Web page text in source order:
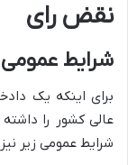
نقض رای
شرایط
برای اینکه یک
عالی کشور را
شرایط عمومی زیر